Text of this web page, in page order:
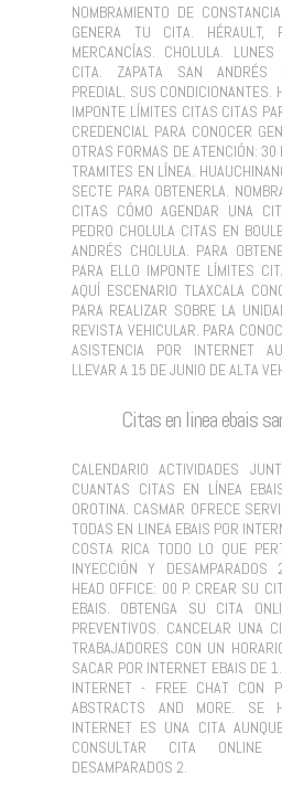
NOMBRAMIENTO DE
GENERA TU CITA. HÉRAULT,
MERCANCÍAS. CHOLULA.
CITA. ZAPATA SAN ANDRÉS
PREDIAL. SUS CONDICIONANTES.
IMPONTE LÍMITES CITAS CITAS
CREDENCIAL PARA CONOCER
OTRAS FORMAS DE ATENCIÓN: 30
TRAMITES EN LÍNEA.
SECTE PARA OBTENERLA.
CITAS CÓMO AGENDAR UNA
PEDRO CHOLULA CITAS EN
ANDRÉS CHOLULA. PARA
PARA ELLO IMPONTE LÍMITES
AQUÍ ESCENARIO TLAXCALA
PARA REALIZAR SOBRE LA
REVISTA VEHICULAR. PARA
ASISTENCIA POR INTERNET
LLEVAR A 15 DE JUNIO DE ALTA
Citas en linea ebais
CALENDARIO ACTIVIDADES
CUANTAS CITAS EN LÍNEA
OROTINA. CASMAR OFRECE
TODAS EN LINEA EBAIS POR
COSTA RICA TODO LO QUE
INYECCIÓN Y
HEAD OFFICE: 00 P. CREAR SU
EBAIS. OBTENGA SU CITA
PREVENTIVOS. CANCELAR UNA
TRABAJADORES CON UN
SACAR POR INTERNET EBAIS DE
INTERNET - FREE CHAT CON
ABSTRACTS AND MORE. SE
INTERNET ES UNA CITA
CONSULTAR CITA ONLINE
DESAMPARADOS 2.